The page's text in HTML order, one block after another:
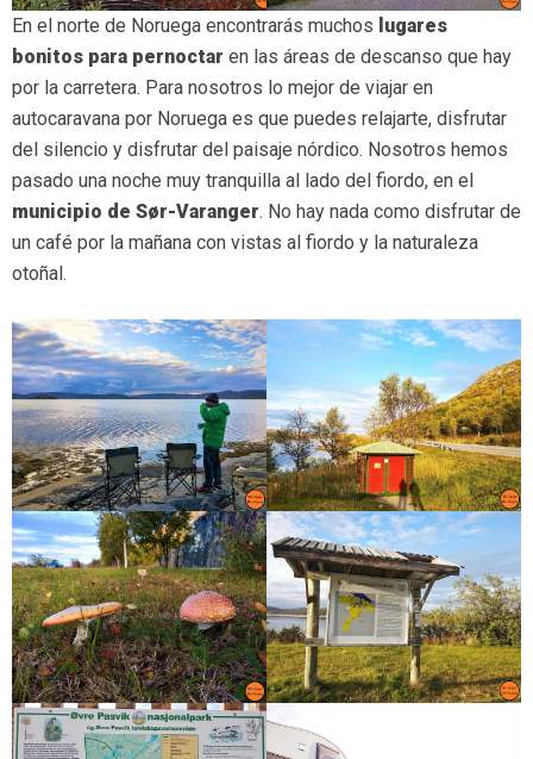
En el norte de Noruega encontrarás muchos lugares
bonitos para pernoctar en las áreas de descanso que hay
por la carretera. Para nosotros lo mejor de viajar en
autocaravana por Noruega es que puedes relajarte, disfrutar
del silencio y disfrutar del paisaje nórdico. Nosotros hemos
pasado una noche muy tranquilla al lado del fiordo, en el
municipio de Sør-Varanger. No hay nada como disfrutar de
un café por la mañana con vistas al fiordo y la naturaleza
otoñal.